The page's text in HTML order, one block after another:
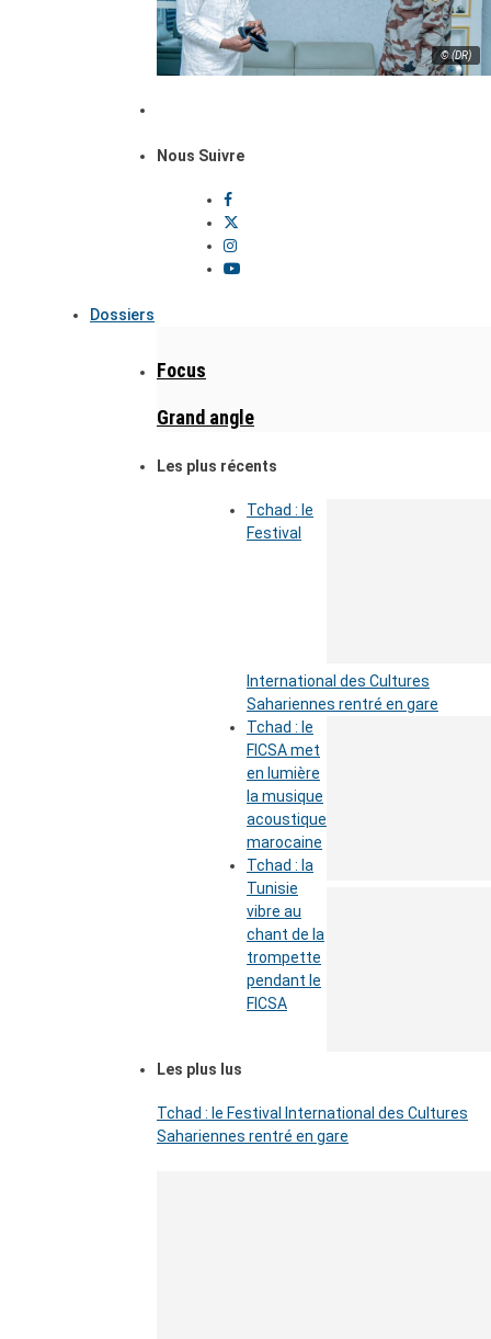
© (DR)
Nous Suivre
Dossiers
Focus
Grand angle
Les plus récents
Tchad : le
Festival
International des Cultures
Sahariennes rentré en gare
Tchad : le
FICSA met
en lumière
la musique
acoustique
marocaine
Tchad : la
Tunisie
vibre au
chant de la
trompette
pendant le
FICSA
Les plus lus
Tchad : le Festival International des Cultures
Sahariennes rentré en gare